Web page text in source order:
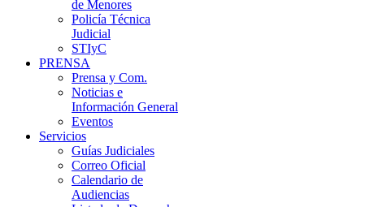
de Menores
Policía Técnica
Judicial
STIyC
PRENSA
Prensa y Com.
Noticias e
Información General
Eventos
Servicios
Guías Judiciales
Correo Oficial
Calendario de
Audiencias